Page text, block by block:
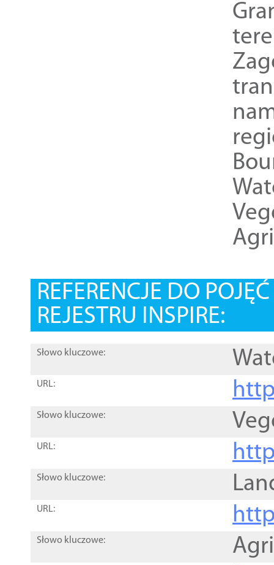
REFERENCJE DO
REJESTRU INSPIRE:
Słowo kluczowe:
URL:
Słowo kluczowe:
URL:
Słowo kluczowe:
URL:
Słowo kluczowe: